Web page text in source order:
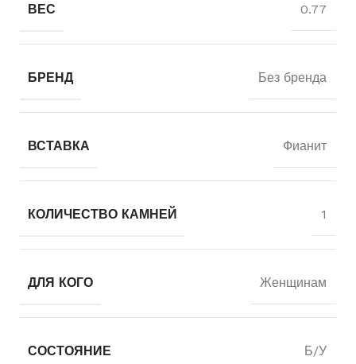
ВЕС 0.77
БРЕНД Без бренда
ВСТАВКА Фианит
КОЛИЧЕСТВО КАМНЕЙ 1
ДЛЯ КОГО Женщинам
СОСТОЯНИЕ Б/У